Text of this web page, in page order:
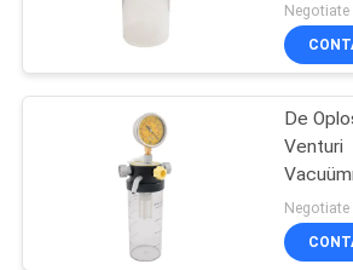
Medische Bed
Hoofdeenheid
Negotiate
De
Venturi
de
Negotiate